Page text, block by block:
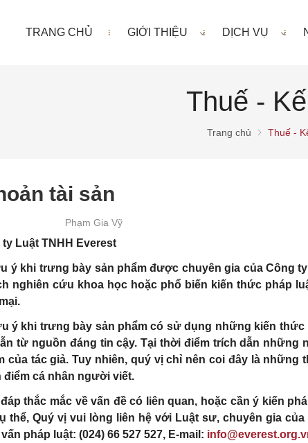
TRANG CHỦ GIỚI THIỆU DỊCH VỤ
Thuế -
Trang chủ Thuế -
tài sản
Phạm Gia Vỹ
Luật TNHH Everest
ý khi trưng bày sản phẩm được chuyên gia của Công
nghiên cứu khoa học hoặc phổ biến kiến thức pháp
ý khi trưng bày sản phẩm có sử dụng những kiến thức
từ nguồn đáng tin cậy. Tại thời điểm trích dẫn những
của tác giả. Tuy nhiên, quý vị chỉ nên coi đây là những
điểm cá nhân người viết.
thắc mắc về vấn đề có liên quan, hoặc cần ý kiến
thể, Quý vị vui lòng liên hệ với Luật sư, chuyên gia của
pháp luật: (024) 66 527 527, E-mail: